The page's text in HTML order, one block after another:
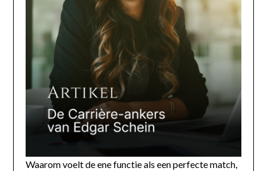
Waarom voelt de ene functie als een perfecte match,